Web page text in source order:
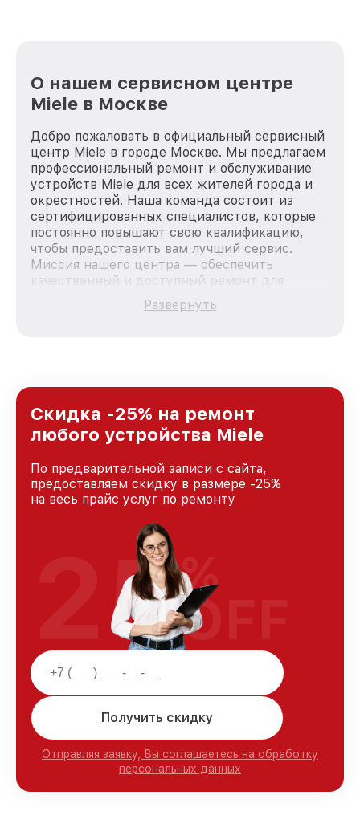
О нашем сервисном центре
Miele в Москве
Добро пожаловать в официальный сервисный
центр Miele в городе Москве. Мы предлагаем
профессиональный ремонт и обслуживание
устройств Miele для всех жителей города и
окрестностей. Наша команда состоит из
сертифицированных специалистов, которые
постоянно повышают свою квалификацию,
чтобы предоставить вам лучший сервис.
Миссия нашего центра — обеспечить
качественный и доступный ремонт для
каждого пользователя продукции Miele, вне
зависимости от сложности поломки. Мы
и лояльности наших клиентов.
Развернуть
Скидка -25% на ремонт
любого устройства Miele
По предварительной записи с сайта,
предоставляем скидку в размере -25%
на весь прайс услуг по ремонту
Получить скидку
Отправляя заявку, Вы соглашаетесь на обработку
персональных данных
25%
OFF